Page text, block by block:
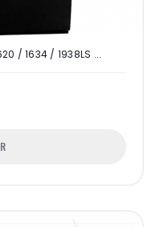
/ 1634 / 1938LS ...